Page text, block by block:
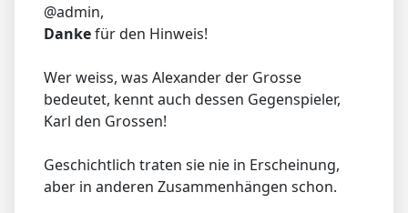
@admin,
Dankefür den Hinweis!
Wer weiss, was Alexander der Grosse
bedeutet, kennt auch dessen Gegenspieler,
Karl den Grossen!
Geschichtlich traten sie nie in Erscheinung,
aber in anderen Zusammenhängen schon.